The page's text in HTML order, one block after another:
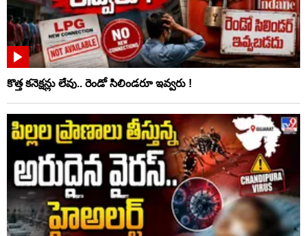
కొత్త కనెక్షన్లు లేవు.. రెండో సిలిండరూ ఇవ్వరు !